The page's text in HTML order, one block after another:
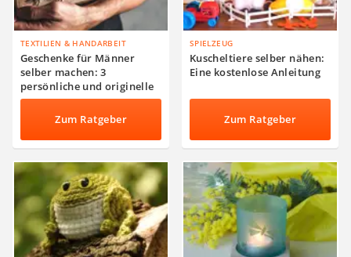
TEXTILIEN & HANDARBEIT
Geschenke für Männer
selber machen: 3
persönliche und originelle
Ideen
Zum Ratgeber
SPIELZEUG
Kuscheltiere selber nähen:
Eine kostenlose Anleitung
Zum Ratgeber